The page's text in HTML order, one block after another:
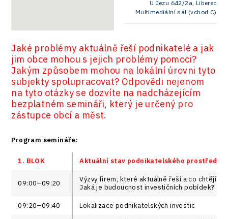
U Jezu 642/2a, Liberec
Multimediální sál (vchod C)
Jaké problémy aktuálně řeší podnikatelé a jak
jim obce mohou s jejich problémy pomoci?
Jakým způsobem mohou na lokální úrovni tyto
subjekty spolupracovat? Odpovědi nejenom
na tyto otázky se dozvíte na nadcházejícím
bezplatném semináři, který je určený pro
zástupce obcí a měst.
Program semináře:
1. BLOK Aktuální stav podnikatelského prostředí
09:00–09:20
Výzvy firem, které aktuálně řeší a co chtějí po
Jaká je budoucnost investičních pobídek?
09:20–09:40 Lokalizace podnikatelských investic